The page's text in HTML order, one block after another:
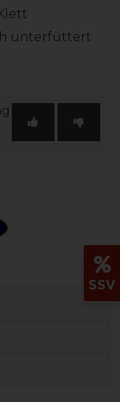
unterfüttert
SSV